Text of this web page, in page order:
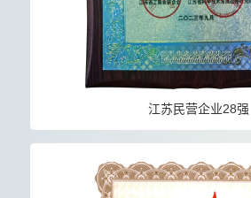
江苏民营企业28强